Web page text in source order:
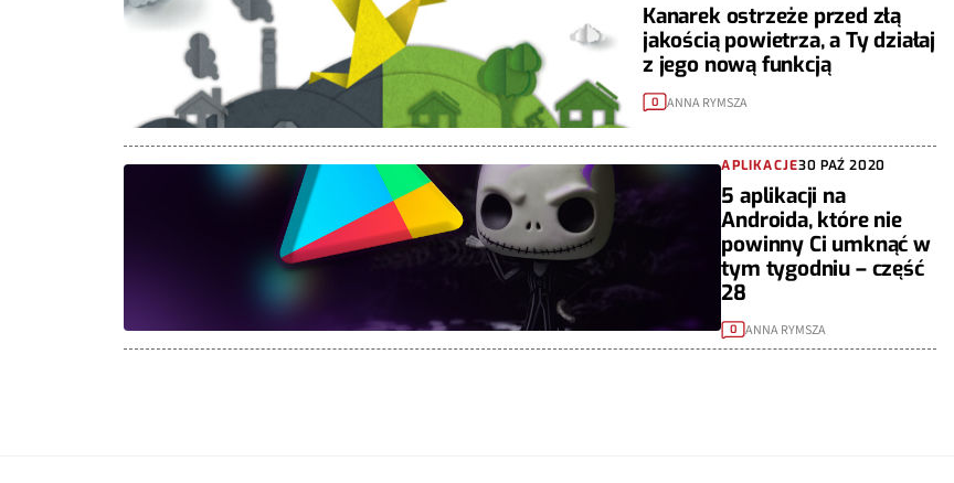
Kanarek ostrzeże przed złą
jakością powietrza, a Ty działaj
z jego nową funkcją
0 ANNA RYMSZA
APLIKACJE30 PAŹ 2020
5 aplikacji na
Androida, które nie
powinny Ci umknąć w
tym tygodniu – część
28
0 ANNA RYMSZA